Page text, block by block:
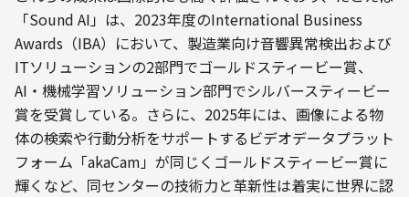
「Sound AI」は、2023年度のInternational Business
Awards（IBA）において、製造業向け音響異常検出および
ITソリューションの2部門でゴールドスティービー賞、
AI・機械学習ソリューション部門でシルバースティービー
賞を受賞している。さらに、2025年には、画像による物
体の検索や行動分析をサポートするビデオデータプラット
フォーム「akaCam」が同じくゴールドスティービー賞に
輝くなど、同センターの技術力と革新性は着実に世界に認